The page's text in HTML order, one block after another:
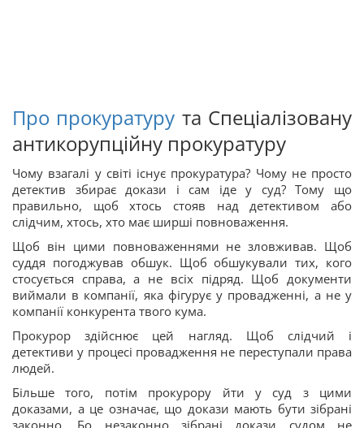
Про прокуратуру та Спеціалізовану
антикорупційну прокуратуру
Чому взагалі у світі існує прокуратура? Чому не просто
детектив збирає докази і сам іде у суд? Тому що
правильно, щоб хтось стояв над детективом або
слідчим, хтось, хто має ширші повноваження.
Щоб він цими повноваженнями не зловживав. Щоб
суддя погоджував обшук. Щоб обшукували тих, кого
стосується справа, а не всіх підряд. Щоб документи
виймали в компанії, яка фігурує у провадженні, а не у
компанії конкурента твого кума.
Прокурор здійснює цей нагляд. Щоб слідчий і
детективи у процесі провадження не переступали права
людей.
Більше того, потім прокурору йти у суд з цими
доказами, а це означає, що докази мають бути зібрані
законно. Бо незаконно зібрані докази судом не